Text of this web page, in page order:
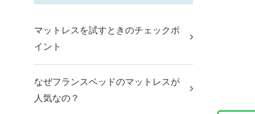
マットレスを試すときのチェックポ
イント
なぜフランスベッドのマットレスが
人気なの？